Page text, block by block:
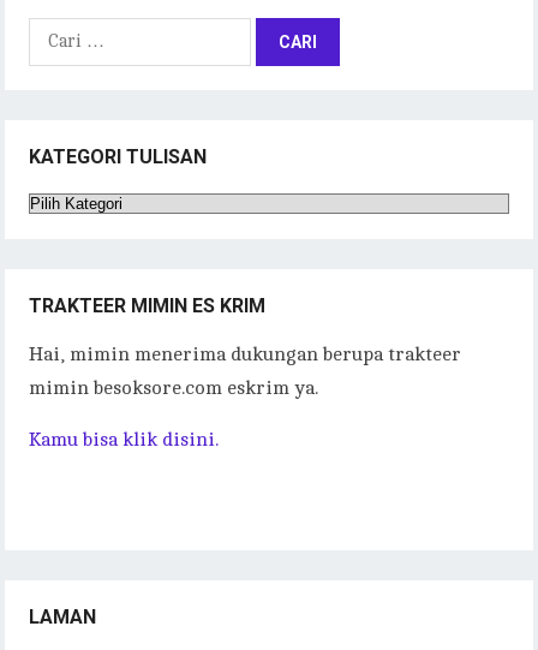
Cari
KATEGORI TULISAN
Kategori
TRAKTEER MIMIN ES KRIM
Hai, mimin menerima dukungan berupa trakteer
mimin besoksore.com eskrim ya.
Kamu bisa klik disini.
LAMAN